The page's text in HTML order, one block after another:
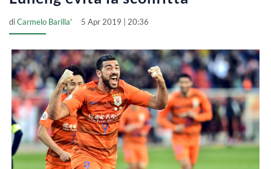
diCarmelo Barilla' 5 Apr 2019 | 20:36